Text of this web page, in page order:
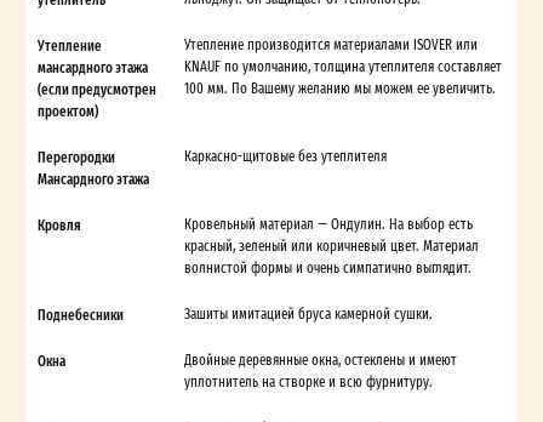
Утепление
мансардного этажа
(если предусмотрен
проектом)
Утепление производится материалами ISOVER или
KNAUF по умолчанию, толщина утеплителя составляет
100 мм. По Вашему желанию мы можем ее увеличить.
Перегородки
Мансардного этажа
Каркасно-щитовые без утеплителя
Кровля
Кровельный материал — Ондулин. На выбор есть
красный, зеленый или коричневый цвет. Материал
волнистой формы и очень симпатично выглядит.
Поднебесники Зашиты имитацией бруса камерной сушки.
Окна
Двойные деревянные окна, остеклены и имеют
уплотнитель на створке и всю фурнитуру.